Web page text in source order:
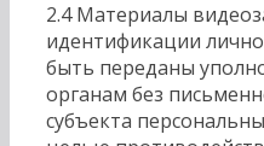
2.4 Материалы
идентификации
быть переданы
органам без
субъекта